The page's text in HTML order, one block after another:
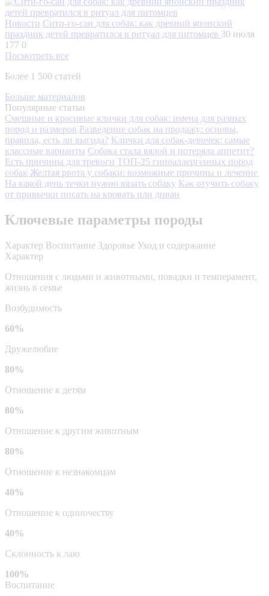
Новости Сити-го-сан для собак: как древний японский
праздник детей превратился в ритуал для питомцев 30 июля
177 0
Посмотреть все
Более 1 500 статей
Больше материалов
Популярные статьи
Смешные и красивые клички для собак: имена для разных
пород и размеров Разведение собак на продажу: основы,
правила, есть ли выгода? Клички для собак-девочек: самые
классные варианты Собака стала вялой и потеряла аппетит?
Есть причины для тревоги ТОП-25 гипоаллергенных пород
собак Желтая рвота у собаки: возможные причины и лечение
На какой день течки нужно вязать собаку Как отучить собаку
от привычки писать на кровать или диван
Ключевые параметры породы
Характер Воспитание Здоровье Уход и содержание
Характер
Отношения с людьми и животными, повадки и темперамент,
жизнь в семье
Возбудимость
60%
Дружелюбие
80%
Отношение к детям
80%
Отношение к другим животным
80%
Отношение к незнакомцам
40%
Отношение к одиночеству
40%
Склонность к лаю
100%
Воспитание